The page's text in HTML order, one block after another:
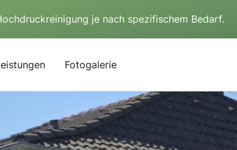
je nach spezifischem Bedarf.
Fotogalerie